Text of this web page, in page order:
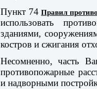
Пункт 74Правил
использовать
зданиями,
костров и сжигания
Несомненно, часть
противопожарные
и надворными